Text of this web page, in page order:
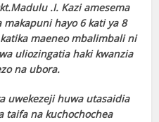
.I. Kazi amesema
hayo 6 kati ya 8
maeneo mbalimbali ni
uliozingatia haki kwanzia
na ubora.
uwekezeji huwa utasaidia
taifa na kuchochochea